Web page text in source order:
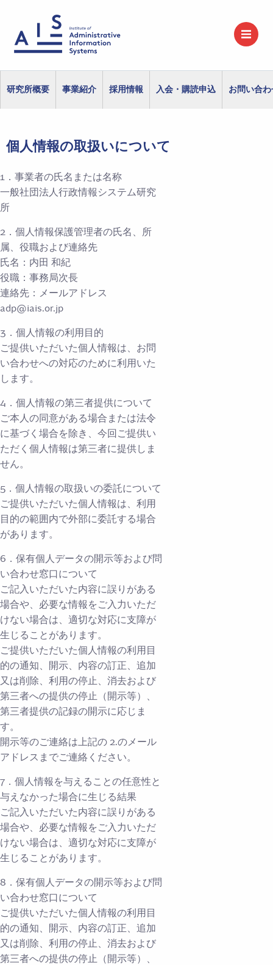
研究所概要 事業紹介 採用情報 入会・購読申込 お問い合
個人情報の取扱いについて
1．事業者の氏名または名称
一般社団法人行政情報システム研究
所
2．個人情報保護管理者の氏名、所
属、役職および連絡先
氏名：内田 和紀
役職：事務局次長
連絡先：メールアドレス
adp@iais.or.jp
3．個人情報の利用目的
ご提供いただいた個人情報は、お問
い合わせへの対応のために利用いた
します。
4．個人情報の第三者提供について
ご本人の同意がある場合または法令
に基づく場合を除き、今回ご提供い
ただく個人情報は第三者に提供しま
せん。
5．個人情報の取扱いの委託について
ご提供いただいた個人情報は、利用
目的の範囲内で外部に委託する場合
があります。
6．保有個人データの開示等および問
い合わせ窓口について
ご記入いただいた内容に誤りがある
場合や、必要な情報をご入力いただ
けない場合は、適切な対応に支障が
生じることがあります。
ご提供いただいた個人情報の利用目
的の通知、開示、内容の訂正、追加
又は削除、利用の停止、消去および
第三者への提供の停止（開示等）、
第三者提供の記録の開示に応じま
す。
開示等のご連絡は上記の 2.のメール
アドレスまでご連絡ください。
7．個人情報を与えることの任意性と
与えなかった場合に生じる結果
ご記入いただいた内容に誤りがある
場合や、必要な情報をご入力いただ
けない場合は、適切な対応に支障が
生じることがあります。
8．保有個人データの開示等および問
い合わせ窓口について
ご提供いただいた個人情報の利用目
的の通知、開示、内容の訂正、追加
又は削除、利用の停止、消去および
第三者への提供の停止（開示等）、